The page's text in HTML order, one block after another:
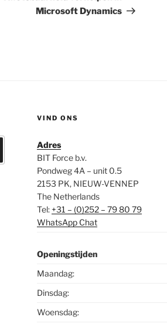
Microsoft Dynamics
VIND ONS
Adres
BIT Force b.v.
Pondweg 4A – unit 0.5
2153 PK, NIEUW-VENNEP
The Netherlands
Tel: +31 – (0)252 – 79 80 79
WhatsApp Chat
Openingstijden
Maandag:
Dinsdag:
Woensdag: